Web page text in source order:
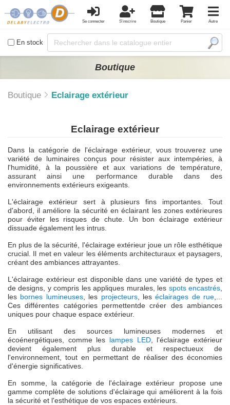
Se connecter S'inscrire Boutique Panier Autre
En stock
Boutique
Boutique Eclairage extérieur
Eclairage extérieur
Dans la catégorie de l'éclairage extérieur, vous trouverez une
variété de luminaires conçus pour résister aux intempéries, à
l'humidité, à la poussière et aux variations de température,
assurant ainsi une performance durable dans des
environnements extérieurs exigeants.
L'éclairage extérieur sert à plusieurs fins importantes. Tout
d'abord, il améliore la sécurité en éclairant les zones extérieures
pour éviter les risques de chute. Un bon éclairage extérieur
dissuade également les intrus.
En plus de la sécurité, l'éclairage extérieur joue un rôle esthétique
crucial. Il met en valeur les éléments architecturaux et paysagers,
créant des ambiances attrayantes.
L'éclairage extérieur est disponible dans une variété de types et
de designs, y compris les appliques murales, les spots encastrés
les bornes lumineuses, les projecteurs, leséclairages de rue
Ces différentes catégories permettentde créer des ambiances
uniques pour chaque espace extérieur.
En utilisant des sources lumineuses modernes et
écoénergétiques, comme les lampes LED, l'éclairage extérieur
devient également plus durable et respectueux de
l'environnement, tout en permettant de réaliser des économies
d'énergie significatives.
En somme, la catégorie de l'éclairage extérieur propose une
gamme complète de solutions d'éclairage qui améliorent à la fois
la sécurité et l'esthétique de vos espaces extérieurs.